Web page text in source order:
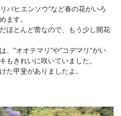
バヒエンソウ”など春の花がいろ
ます。
ほとんど蕾なので、もう少し開花
、”オオテマリ”や”コデマリ”がい
もきれいに咲いていました。
た甲斐がありましたよ。